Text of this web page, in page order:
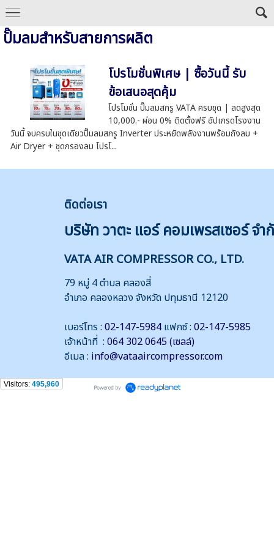
ปั๊มลมสำหรับสายการผลิต
โปรโมชั่นพิเศษ | ซื้อวันนี้ รับ
ข้อเสนอสุดคุ้ม
โปรโมชั่น ปั๊มลมสกรู VATA ครบชุด | ลดสูงสุด
10,000.- ผ่อน 0% ติดตั้งฟรี อัปเกรดโรงงาน
วันนี้ จบครบในชุดเดียวปั๊มลมสกรู Inverter ประหยัดพลังงานพร้อมถังลม +
Air Dryer + ชุดกรองลม โปรโ...
ติดต่อเรา
บริษัท วาตะ แอร์ คอมเพรสเซอร์ จำ
VATA AIR COMPRESSOR CO., LTD.
79 หมู่ 4 ตำบล คลองสี่
อำเภอ คลองหลวง จังหวัด ปทุมธานี 12120
เบอร์โทร : 02-147-5984 แฟกซ์ : 02-147-5985
เจ้าหน้าที่ : 064 302 0645 (เซลล์)
อีเมล : info@vataaircompressor.com
Visitors: 495,960